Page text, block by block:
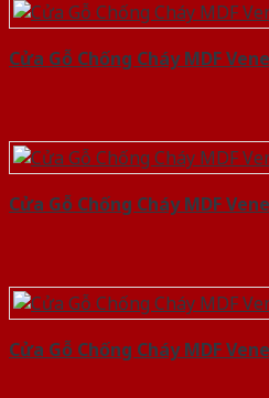
Cửa Gỗ Chống Cháy MDF
Cửa Gỗ Chống Cháy MDF
Cửa Gỗ Chống Cháy MDF